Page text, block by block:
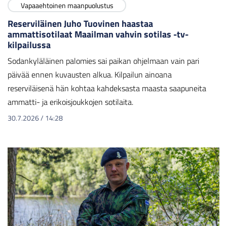
Vapaaehtoinen maanpuolustus
Reserviläinen Juho Tuovinen haastaa
ammattisotilaat Maailman vahvin sotilas -tv-
kilpailussa
Sodankyläläinen palomies sai paikan ohjelmaan vain pari
päivää ennen kuvausten alkua. Kilpailun ainoana
reserviläisenä hän kohtaa kahdeksasta maasta saapuneita
ammatti- ja erikoisjoukkojen sotilaita.
30.7.2026/ 14:28